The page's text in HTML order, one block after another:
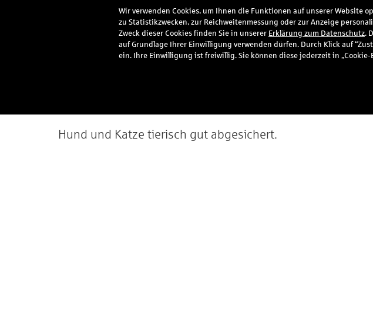
Meine Vorteile Service S-POOL
Hund und Katze tierisch gut abgesichert.
Wir verwenden Cookies, um Ihnen die Funktionen auf unserer Website
zu Statistikzwecken, zur Reichweitenmessung oder zur Anzeige
Zweck dieser Cookies finden Sie in unserer Erklärung zum Datenschutz.
auf Grundlage Ihrer Einwilligung verwenden dürfen. Durch Klick auf
ein. Ihre Einwilligung ist freiwillig. Sie können diese jederzeit in